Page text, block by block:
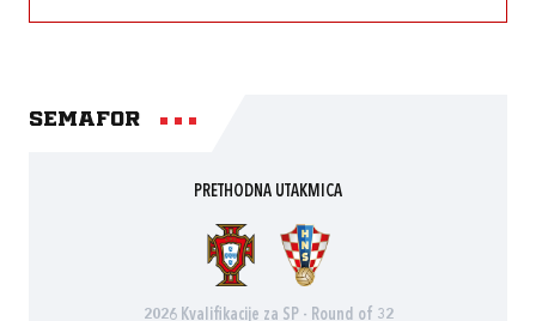
Semafor
PRETHODNA UTAKMICA
2026 Kvalifikacije za SP - Round of 32